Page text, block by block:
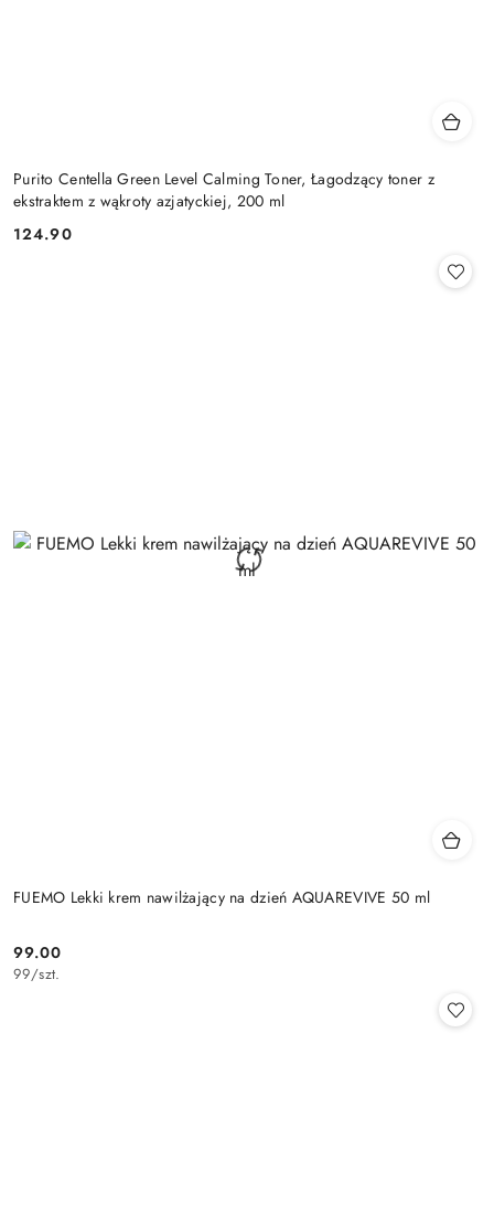
Purito Centella Green Level Calming Toner, Łagodzący toner z
ekstraktem z wąkroty azjatyckiej, 200 ml
Cena:
124.90
FUEMO Lekki krem nawilżający na dzień AQUAREVIVE 50 ml
Cena:
99.00
99/szt.